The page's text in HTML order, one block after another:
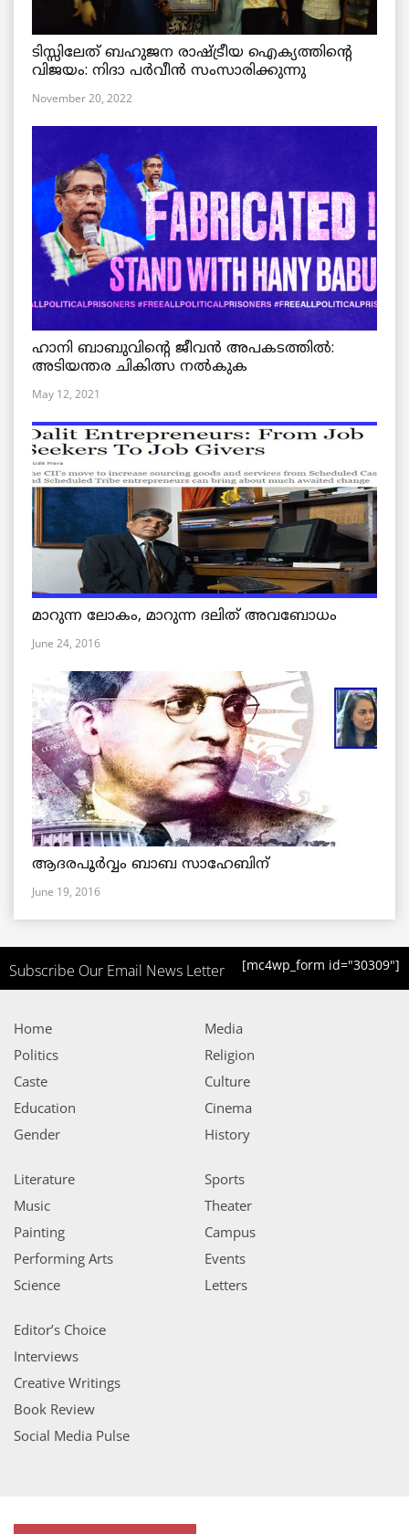
ടിസ്സിലേത് ബഹുജന രാഷ്ട്രീയ ഐക്യത്തിന്റെ
വിജയം: നിദാ പർവീൻ സംസാരിക്കുന്നു
November 20, 2022
ഹാനി ബാബുവിന്റെ ജീവൻ അപകടത്തിൽ:
അടിയന്തര ചികിത്സ നൽകുക
May 12, 2021
മാറുന്ന ലോകം, മാറുന്ന ദലിത് അവബോധം
June 24, 2016
ആദരപൂര്‍വ്വം ബാബ സാഹേബിന്
June 19, 2016
Subscribe Our Email News Letter [mc4wp_form id="30309"]
Home
Politics
Caste
Education
Gender
Media
Religion
Culture
Cinema
History
Literature
Music
Painting
Performing Arts
Science
Sports
Theater
Campus
Events
Letters
Editor’s Choice
Interviews
Creative Writings
Book Review
Social Media Pulse